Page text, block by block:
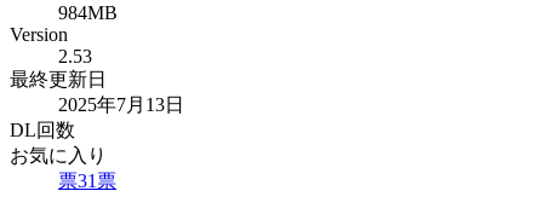
984MB
Version
2.53
最終更新日
2025年7月13日
DL回数
お気に入り
票31 票